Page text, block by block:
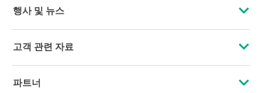
기업의 책임
HPE Labs
운영 지원 서비스
소프트웨어 및 드라이버
행사 및 뉴스
행사
고객 관련 자료
문의하기
파트너